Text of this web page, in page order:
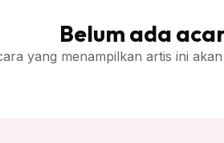
Belum ada
yang menampilkan artis ini